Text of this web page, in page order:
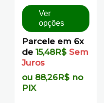
5
Ver
opções
Parcele em 6x
de 15,48R$ Sem
Juros
ou 88,26R$ no
PIX